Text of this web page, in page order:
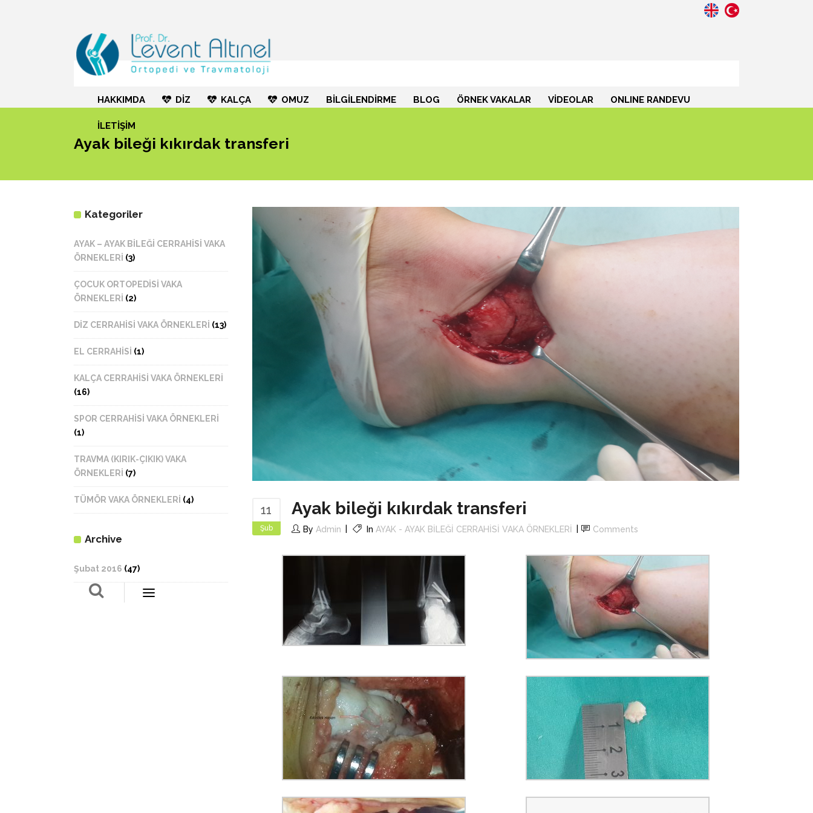
HAKKIMDA DİZ KALÇA OMUZ BİLGİLENDİRME BLOG ÖRNEK VAKALAR VİDEOLAR ONLINE RANDEVU
İLETİŞİM
Ayak bileği kıkırdak transferi
Kategoriler
AYAK – AYAK BİLEĞİ CERRAHİSİ VAKA
ÖRNEKLERİ (3)
ÇOCUK ORTOPEDİSİ VAKA
ÖRNEKLERİ (2)
DİZ CERRAHİSİ VAKA ÖRNEKLERİ (13)
EL CERRAHİSİ (1)
KALÇA CERRAHİSİ VAKA ÖRNEKLERİ
(16)
SPOR CERRAHİSİ VAKA ÖRNEKLERİ
(1)
TRAVMA (KIRIK-ÇIKIK) VAKA
ÖRNEKLERİ (7)
TÜMÖR VAKA ÖRNEKLERİ (4)
Archive
Şubat 2016 (47)
11
Şub
Ayak bileği kıkırdak transferi
By Admin In AYAK - AYAK BİLEĞİ CERRAHİSİ VAKA ÖRNEKLERİ Comments